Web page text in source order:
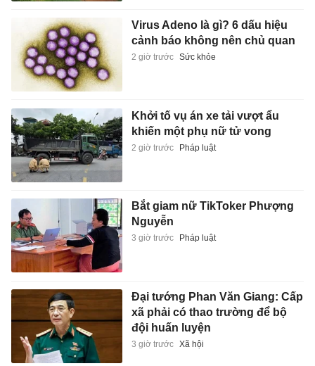
Virus Adeno là gì? 6 dấu hiệu
cảnh báo không nên chủ quan
2 giờ trước Sức khỏe
Khởi tố vụ án xe tải vượt ẩu
khiến một phụ nữ tử vong
2 giờ trước Pháp luật
Bắt giam nữ TikToker Phượng
Nguyễn
3 giờ trước Pháp luật
Đại tướng Phan Văn Giang: Cấp
xã phải có thao trường để bộ
đội huấn luyện
3 giờ trước Xã hội